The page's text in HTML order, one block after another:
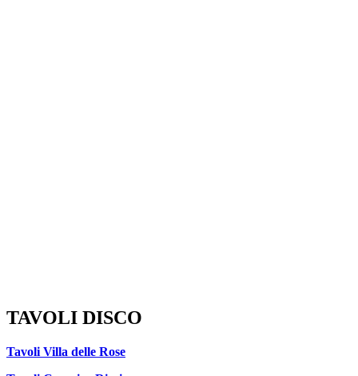
TAVOLI DISCO
Tavoli Villa delle Rose